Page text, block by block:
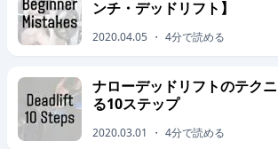
ンチ・デッドリフト】
2020.04.05 ・ 4分で読める
ナローデッドリフトのテク
る10ステップ
2020.03.01 ・ 4分で読める